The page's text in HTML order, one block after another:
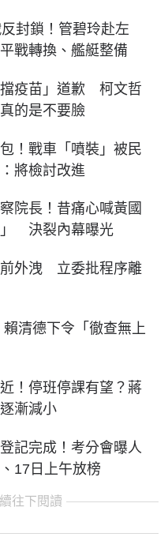
封鎖！管碧玲赴左
戰轉換、艦艇整備
疫苗」道歉 柯文哲
的是不要臉
！戰車「噴裝」被民
將檢討改進
院長！昔痛心喊黃國
」 決裂內幕曝光
外洩 立委批程序離
清德下令「徹查無上
！停班停課有望？蔣
漸減小
記完成！考分會曝人
17日上午放榜
往下閱讀